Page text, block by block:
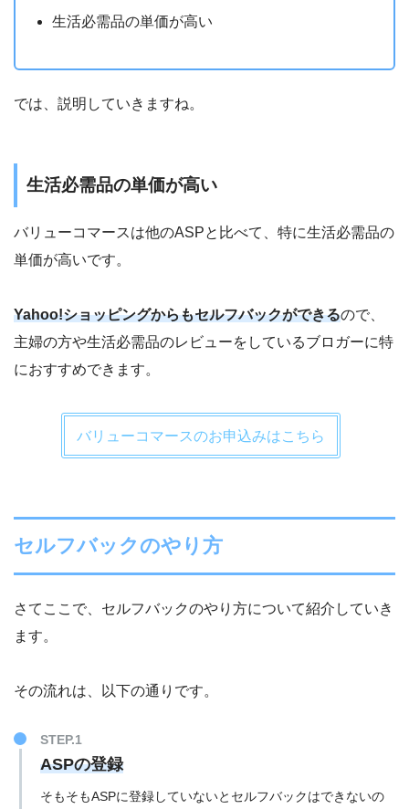
生活必需品の単価が高い
では、説明していきますね。
生活必需品の単価が高い
バリューコマースは他のASPと比べて、特に生活必需品の
単価が高いです。
Yahoo!ショッピングからもセルフバックができるので、
主婦の方や生活必需品のレビューをしているブロガーに特
におすすめできます。
バリューコマースのお申込みはこちら
セルフバックのやり方
さてここで、セルフバックのやり方について紹介していき
ます。
その流れは、以下の通りです。
ASPの登録
そもそもASPに登録していないとセルフバックはできないの